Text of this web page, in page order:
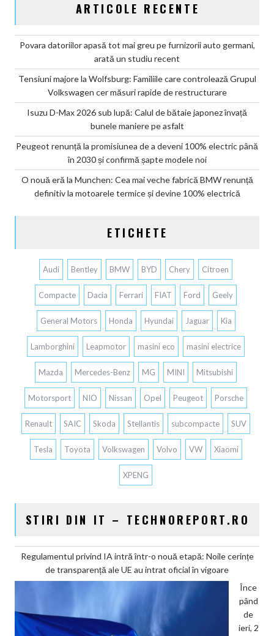
ARTICOLE RECENTE
Povara datoriilor apasă tot mai greu pe furnizorii auto germani,
arată un studiu recent
Tensiuni majore la Wolfsburg: Familiile care controlează Grupul
Volkswagen cer măsuri rapide de restructurare
Isuzu D-Max 2026 sub lupă: Calul de bătaie japonez învață
bunele maniere pe asfalt
Peugeot renunță la promisiunea de a deveni 100% electric până
în 2030 și confirmă șapte modele noi
O nouă eră la Munchen: Cea mai veche fabrică BMW renunță
definitiv la motoarele termice și devine 100% electrică
ETICHETE
Audi Bentley BMW BYD Chery Citroen
Compacte Dacia Ferrari FIAT Ford Geely
General Motors Honda Hyundai Jaguar Kia
Lamborghini Leapmotor masini eco masini electrice
Mazda Mercedes-Benz MG MINI Mitsubishi
Motorsport NIO Nissan Opel Peugeot Porsche
Renault SAIC Skoda Stellantis subcompacte SUV
Tesla Toyota Volkswagen Volvo VW Xiaomi
XPENG
STIRI DIN IT – TECHNOREPORT.RO
Regulamentul privind IA intră într-o nouă etapă: Noile cerințe
de transparență ale UE au intrat oficial în vigoare
Înce
pând
de
ieri, 2